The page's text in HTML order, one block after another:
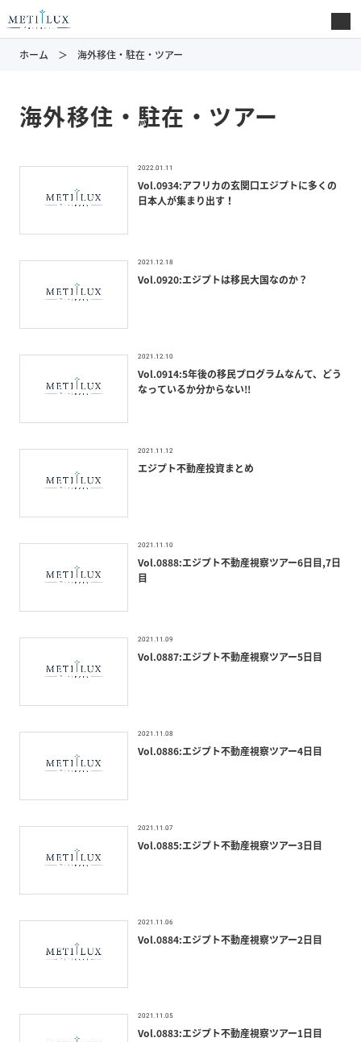
ホーム 海外移住・駐在・ツアー
海外移住・駐在・ツアー
2022.01.11
Vol.0934:アフリカの玄関口エジプトに多くの
日本人が集まり出す！
2021.12.18
Vol.0920:エジプトは移民大国なのか？
2021.12.10
Vol.0914:5年後の移民プログラムなんて、どう
なっているか分からない!!
2021.11.12
エジプト不動産投資まとめ
2021.11.10
Vol.0888:エジプト不動産視察ツアー6日目,7日
目
2021.11.09
Vol.0887:エジプト不動産視察ツアー5日目
2021.11.08
Vol.0886:エジプト不動産視察ツアー4日目
2021.11.07
Vol.0885:エジプト不動産視察ツアー3日目
2021.11.06
Vol.0884:エジプト不動産視察ツアー2日目
2021.11.05
Vol.0883:エジプト不動産視察ツアー1日目